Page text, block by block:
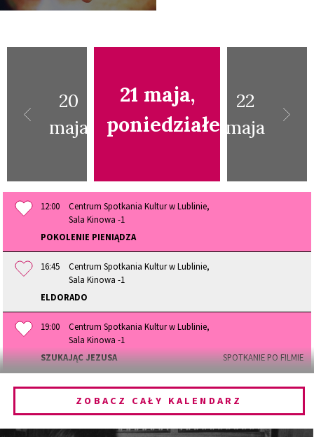
20
maja
21 maja,
poniedziałek
22
maja
12:00
Centrum Spotkania Kultur w Lublinie,
Sala Kinowa -1
POKOLENIE PIENIĄDZA
16:45
Centrum Spotkania Kultur w Lublinie,
Sala Kinowa -1
ELDORADO
19:00
Centrum Spotkania Kultur w Lublinie,
Sala Kinowa -1
SZUKAJĄC JEZUSA
SPOTKANIE PO FILMIE
19:00
Centrum Spotkania Kultur w Lublinie,
Sala Kinowa -1
DEBATA O POTRZEBIE WIARY I BYCIA INDYWIDUALNOŚCIĄ PO
FILMI
ZOBACZ CAŁY KALENDARZ